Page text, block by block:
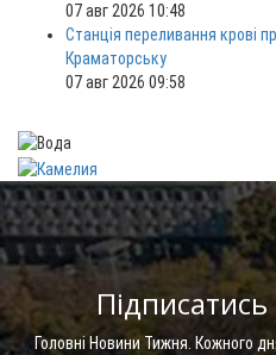
07 авг 2026 10:48
Станція переливання крові
Краматорську
07 авг 2026 09:58
Головні Новини Тижня. Кожного